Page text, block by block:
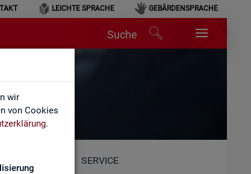
wir
von Cookies
.
LEICHTE SPRACHE GEBÄRDENSPRACHE
Suche
SERVICE